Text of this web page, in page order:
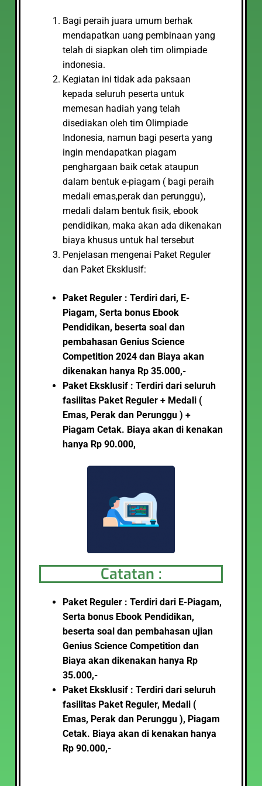
Bagi peraih juara umum berhak
mendapatkan uang pembinaan yang
telah di siapkan oleh tim olimpiade
indonesia.
Kegiatan ini tidak ada paksaan
kepada seluruh peserta untuk
memesan hadiah yang telah
disediakan oleh tim Olimpiade
Indonesia, namun bagi peserta yang
ingin mendapatkan piagam
penghargaan baik cetak ataupun
dalam bentuk e-piagam ( bagi peraih
medali emas,perak dan perunggu),
medali dalam bentuk fisik, ebook
pendidikan, maka akan ada dikenakan
biaya khusus untuk hal tersebut
Penjelasan mengenai Paket Reguler
dan Paket Eksklusif:
Paket Reguler : Terdiri dari, E-
Piagam, Serta bonus Ebook
Pendidikan, beserta soal dan
pembahasan Genius Science
Competition 2024 dan Biaya akan
dikenakan hanya Rp 35.000,-
Paket Eksklusif : Terdiri dari seluruh
fasilitas Paket Reguler + Medali (
Emas, Perak dan Perunggu ) +
Piagam Cetak. Biaya akan di kenakan
hanya Rp 90.000,
Catatan :
Paket Reguler : Terdiri dari E-Piagam,
Serta bonus Ebook Pendidikan,
beserta soal dan pembahasan ujian
Genius Science Competition dan
Biaya akan dikenakan hanya Rp
35.000,-
Paket Eksklusif : Terdiri dari seluruh
fasilitas Paket Reguler, Medali (
Emas, Perak dan Perunggu ), Piagam
Cetak. Biaya akan di kenakan hanya
Rp 90.000,-